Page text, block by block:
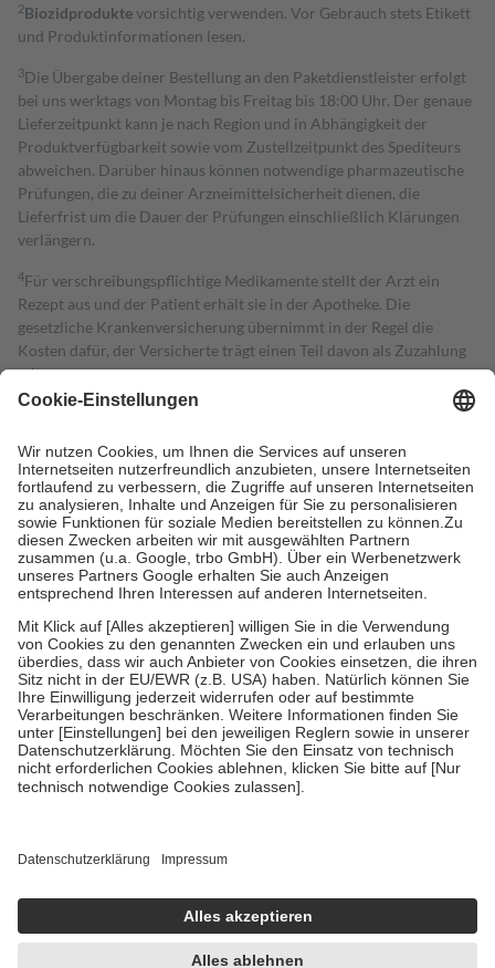
2Biozidproduktevorsichtig verwenden. Vor Gebrauch stets Etikett
und Produktinformationen lesen.
3Die Übergabe deiner Bestellung an den Paketdienstleister erfolgt
bei uns werktags von Montag bis Freitag bis 18:00 Uhr. Der genaue
Lieferzeitpunkt kann je nach Region und in Abhängigkeit der
Produktverfügbarkeit sowie vom Zustellzeitpunkt des Spediteurs
abweichen. Darüber hinaus können notwendige pharmazeutische
Prüfungen, die zu deiner Arzneimittelsicherheit dienen, die
Lieferfrist um die Dauer der Prüfungen einschließlich Klärungen
verlängern.
4Für verschreibungspflichtige Medikamente stellt der Arzt ein
Rezept aus und der Patient erhält sie in der Apotheke. Die
gesetzliche Krankenversicherung übernimmt in der Regel die
Kosten dafür, der Versicherte trägt einen Teil davon als Zuzahlung
mit.
Grundsätzlich leisten Mitglieder Zuzahlungen in Höhe von zehn
höchstens zehn Euro.
Es sind jedoch nie mehr als die tatsächlichen
Kosten der Leistung zu entrichten.
Diese Regeln gelten grundsätzlich auch für Online-Apotheken.
Bei Heilmitteln und häuslicher Krankenpflege beträgt die
Zuzahlung zehn Prozent der Kosten sowie zehn Euro je
Verordnung.
Um das Engagement der Versicherten für ihre eigene Gesundheit zu
stärken und die besondere Stellung der Familie zu unterstützen,
fallenkeine Zuzahlungenan bei:
• Kindern und Jugendlichen bis zum vollendeten 18. Lebensjahr
mit Ausnahme der Fahrkosten
• Untersuchungen zur Vorsorge und Früherkennung, die von der
GKV getragen werden
• empfohlenen Schutzimpfungen
• Harn- und Blutteststreifen
getroffen, um sicherzustellen, dass es sich um echte Bewertungen
https://help.etrusted.com/hc/de/articles/4419944605341
Einige Bilder und Inhalte wurden unter Zuhilfenahme künstlicher